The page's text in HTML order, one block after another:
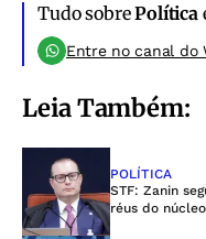
Tudo sobrePolítica
Entre no canal do
Leia Também:
POLÍTICA
STF: Zanin
réus do